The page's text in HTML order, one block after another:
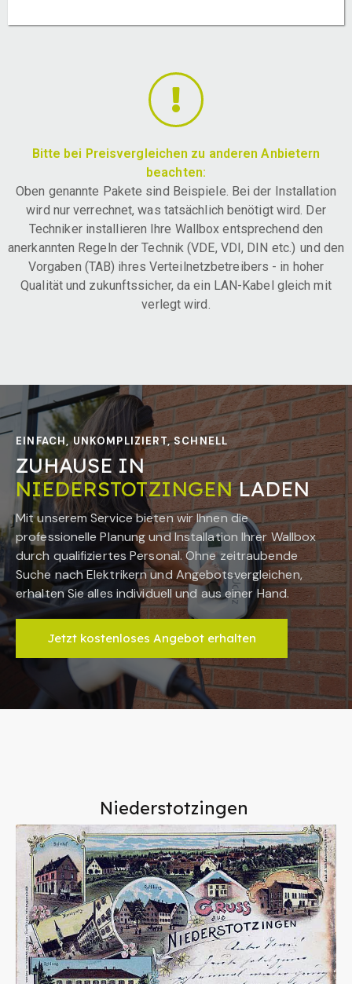
Bitte bei Preisvergleichen zu anderen Anbietern
beachten:
Oben genannte Pakete sind Beispiele. Bei der Installation
wird nur verrechnet, was tatsächlich benötigt wird. Der
Techniker installieren Ihre Wallbox entsprechend den
anerkannten Regeln der Technik (VDE, VDI, DIN etc.) und den
Vorgaben (TAB) ihres Verteilnetzbetreibers - in hoher
Qualität und zukunftssicher, da ein LAN-Kabel gleich mit
verlegt wird.
EINFACH, UNKOMPLIZIERT, SCHNELL
ZUHAUSE IN
NIEDERSTOTZINGENLADEN
Mit unserem Service bieten wir Ihnen die
professionelle Planung und Installation Ihrer Wallbox
durch qualifiziertes Personal. Ohne zeitraubende
Suche nach Elektrikern und Angebotsvergleichen,
erhalten Sie alles individuell und aus einer Hand.
Jetzt kostenloses Angebot erhalten
Niederstotzingen